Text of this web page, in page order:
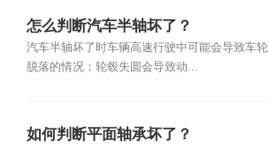
怎么判断汽车半轴坏了？
汽车半轴坏了时车辆高速行驶中可能会导致车轮
脱落的情况；轮毂失圆会导致动...
如何判断平面轴承坏了？